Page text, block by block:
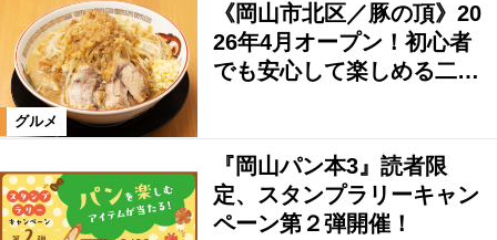
グルメ
《岡山市北区／豚の頂》20
26年4月オープン！初心者
でも安心して楽しめる二…
『岡山パン本3』読者限
定、スタンプラリーキャン
ペーン第２弾開催！